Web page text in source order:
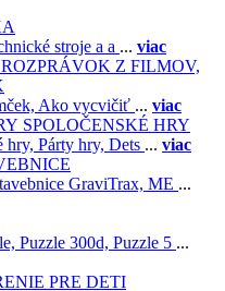
stroje a a ... viac
Z FILMOV,
Ako vycvičiť ... viac
SPOLOČENSKÉ HRY
hry, Párty hry, Dets ... viac
GraviTrax, ME ...
Puzzle 300d, Puzzle 5 ...